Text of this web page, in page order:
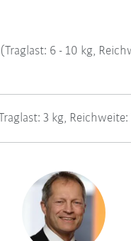
(Traglast: 6 - 10 kg,
3 kg,